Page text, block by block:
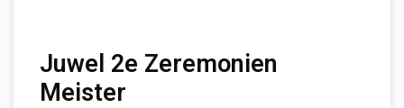
Juwel 2e Zeremonien
Meister